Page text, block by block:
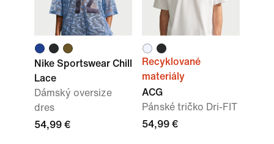
Nike Sportswear Chill
Lace
Dámský oversize
dres
54,99 €
Recyklované
materiály
ACG
Pánské tričko Dri-FIT
54,99 €